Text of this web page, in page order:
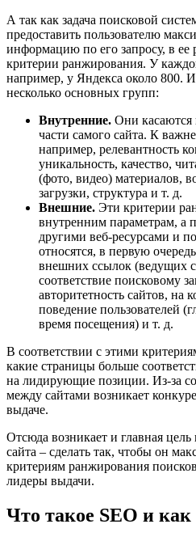
А так как задача поисковой
предоставить пользователю
информацию по его запросу, в ее
критерии ранжирования. У
например, у Яндекса около 800.
несколько основных групп:
Внутренние. Они касаются
части самого сайта. К
например, релевантность
уникальность, качество,
(фото, видео) материалов,
загрузки, структура и т. д.
Внешние. Эти критерии
внутренним параметрам, а
другими веб-ресурсами и
относятся, в первую
внешних ссылок (ведущих
соответствие поисковому
авторитетность сайтов, на
поведение пользователей
время посещения) и т. д.
В соответствии с этими
какие страницы больше
на лидирующие позиции. Из-за
между сайтами возникает
выдаче.
Отсюда возникает и главная
сайта – сделать так, чтобы он
критериям ранжирования
лидеры выдачи.
Что такое SEO и как